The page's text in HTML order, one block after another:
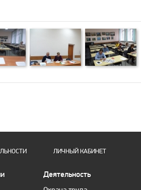
ЛИЧНЫЙ КАБИНЕТ
Деятельность